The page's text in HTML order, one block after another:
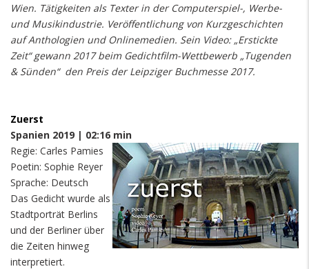
Wien. Tätigkeiten als Texter in der Computerspiel-, Werbe-
und Musikindustrie. Veröffentlichung von Kurzgeschichten
auf Anthologien und Onlinemedien. Sein Video: „Erstickte
Zeit“ gewann 2017 beim Gedichtfilm-Wettbewerb „Tugenden
& Sünden“ den Preis der Leipziger Buchmesse 2017.
Zuerst
Spanien 2019 | 02:16 min
Regie: Carles Pamies
Poetin: Sophie Reyer
Sprache: Deutsch
Das Gedicht wurde als
Stadtporträt Berlins
und der Berliner über
die Zeiten hinweg
interpretiert.